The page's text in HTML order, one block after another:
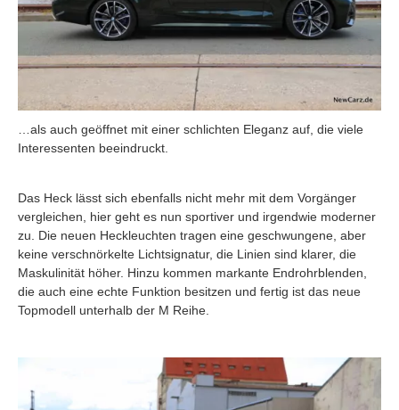
…als auch geöffnet mit einer schlichten Eleganz auf, die viele
Interessenten beeindruckt.
Das Heck lässt sich ebenfalls nicht mehr mit dem Vorgänger
vergleichen, hier geht es nun sportiver und irgendwie moderner
zu. Die neuen Heckleuchten tragen eine geschwungene, aber
keine verschnörkelte Lichtsignatur, die Linien sind klarer, die
Maskulinität höher. Hinzu kommen markante Endrohrblenden,
die auch eine echte Funktion besitzen und fertig ist das neue
Topmodell unterhalb der M Reihe.